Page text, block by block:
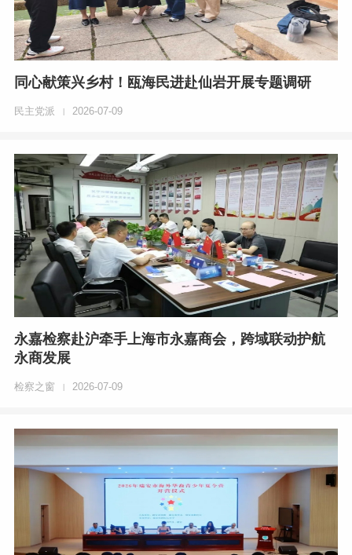
同心献策兴乡村！瓯海民进赴仙岩开展专题调研
民主党派 | 2026-07-09
永嘉检察赴沪牵手上海市永嘉商会，跨域联动护航
永商发展
检察之窗 | 2026-07-09